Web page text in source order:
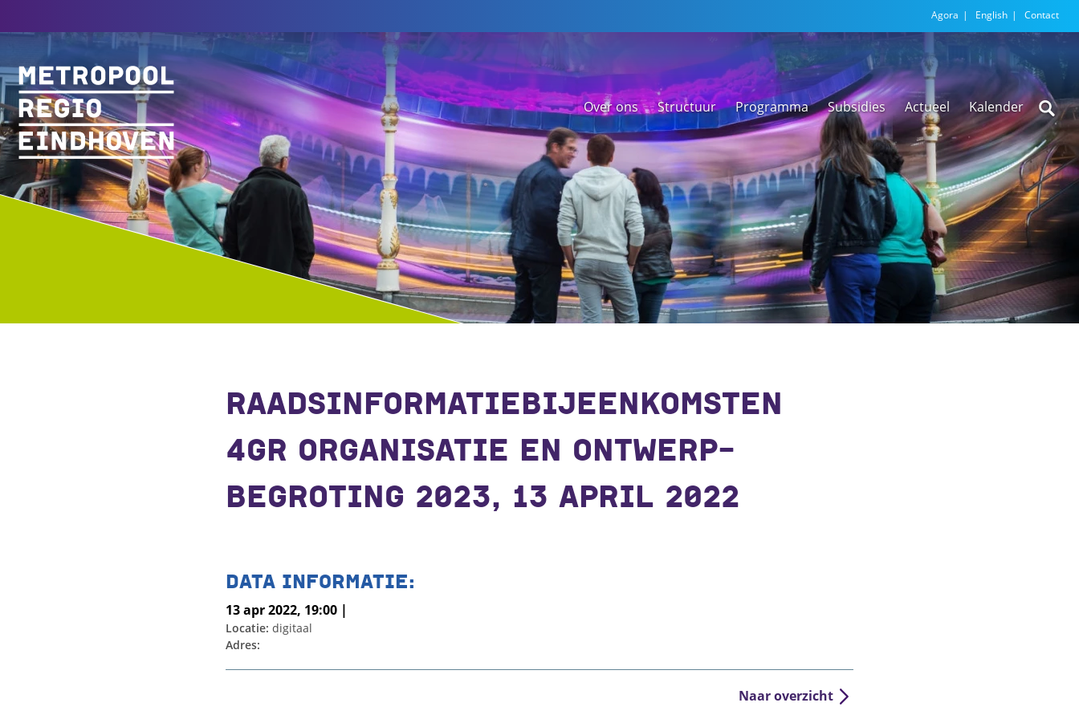
Agora English Contact
Over ons Structuur Programma
Regionale
versnellingstafel
Beethoven Wonen
Subsidies
VEX-regeling
Actueel
Nieuwsarchief
Kalender
RAADSINFORMATIEBIJEENKOMSTEN
4GR ORGANISATIE EN ONTWERP-
BEGROTING 2023, 13 APRIL 2022
DATA INFORMATIE:
13 apr 2022, 19:00 |
Locatie: digitaal
Adres:
Naar overzicht